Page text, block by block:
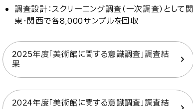
調査設計：スクリーニング調査（一次調査）として関
東・関西で各8,000サンプルを回収
2025年度「美術館に関する意識調査」調査結
果
2024年度「美術館に関する意識調査」調査結